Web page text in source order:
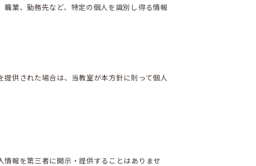
業、勤務先など、特定の個人を識別し得る情報
供された場合は、当教室が本方針に則って個人
報を第三者に開示・提供することはありませ